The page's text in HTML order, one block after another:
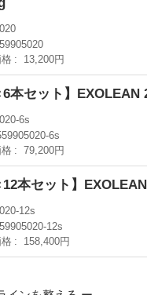
13,200円
6本セット】EXOLEAN
6s
6s
79,200円
12本セット】
12s
12s
158,400円